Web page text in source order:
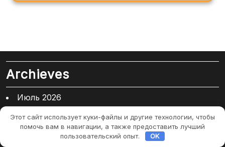
Archieves
Июль 2026
Июнь 2026
Май 2026
Этот сайт использует куки-файлы и другие технологии, чтобы
помочь вам в навигации, а также предоставить лучший
пользовательский опыт.
OK